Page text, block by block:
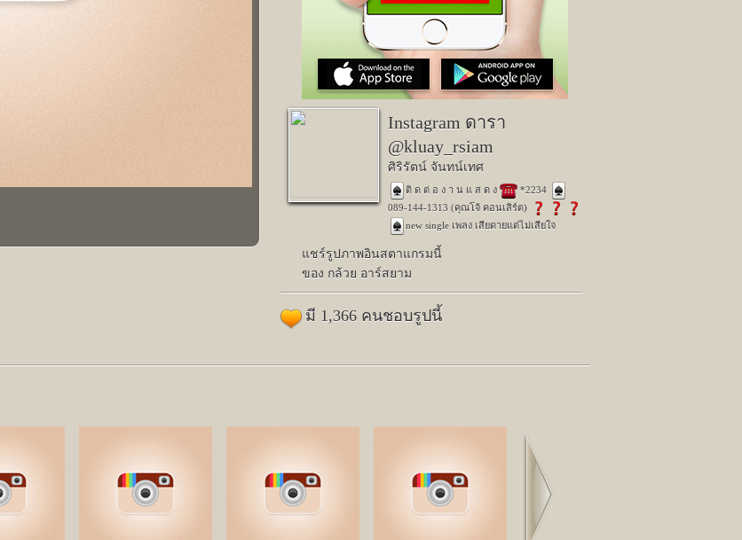
Instagram ดารา
@kluay_rsiam
ศิริรัตน์ จันทน์เทศ
️ติ ด ต่ อ ง า น แ ส ด ง ️ *2234
089-144-1313 (คุณโจ้ คอนเสิร์ต)
️new single เพลง เสียดายแต่ไม่เสียใจ
แชร์รูปภาพอินสตาแกรมนี้
ของ กล้วย อาร์สยาม
มี 1,366 คนชอบรูปนี้